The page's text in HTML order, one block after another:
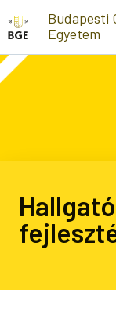
Ugrás a tartalomra
Budapesti
Egyetem